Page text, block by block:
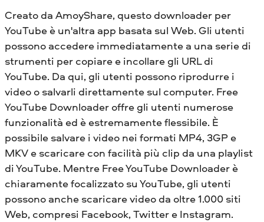
Creato da AmoyShare, questo downloader per
YouTube è un'altra app basata sul Web. Gli utenti
possono accedere immediatamente a una serie di
strumenti per copiare e incollare gli URL di
YouTube. Da qui, gli utenti possono riprodurre i
video o salvarli direttamente sul computer. Free
YouTube Downloader offre gli utenti numerose
funzionalità ed è estremamente flessibile. È
possibile salvare i video nei formati MP4, 3GP e
MKV e scaricare con facilità più clip da una playlist
di YouTube. Mentre Free YouTube Downloader è
chiaramente focalizzato su YouTube, gli utenti
possono anche scaricare video da oltre 1.000 siti
Web, compresi Facebook, Twitter e Instagram.